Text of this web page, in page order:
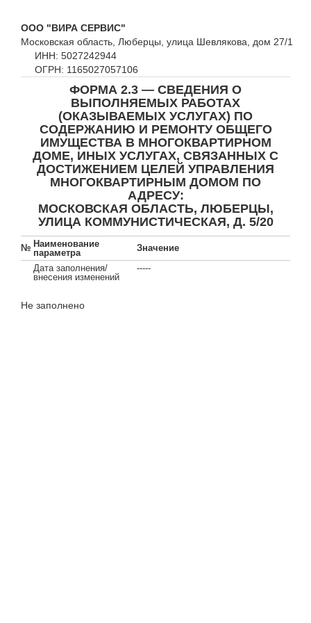
ООО "ВИРА СЕРВИС"
Московская область, Люберцы, улица Шевлякова, дом 27/1
ИНН: 5027242944
ОГРН: 1165027057106
ФОРМА 2.3 — СВЕДЕНИЯ О
ВЫПОЛНЯЕМЫХ РАБОТАХ
(ОКАЗЫВАЕМЫХ УСЛУГАХ) ПО
СОДЕРЖАНИЮ И РЕМОНТУ ОБЩЕГО
ИМУЩЕСТВА В МНОГОКВАРТИРНОМ
ДОМЕ, ИНЫХ УСЛУГАХ, СВЯЗАННЫХ С
ДОСТИЖЕНИЕМ ЦЕЛЕЙ УПРАВЛЕНИЯ
МНОГОКВАРТИРНЫМ ДОМОМ ПО
АДРЕСУ:
МОСКОВСКАЯ ОБЛАСТЬ, ЛЮБЕРЦЫ,
УЛИЦА КОММУНИСТИЧЕСКАЯ, Д. 5/20
№ Наименование
параметра
Значение
Дата заполнения/
внесения изменений
-----
Не заполнено